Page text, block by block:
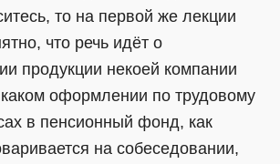
то на первой же лекции
что речь идёт о
продукции некоей компании
оформлении по трудовому
в пенсионный фонд, как
на собеседовании,